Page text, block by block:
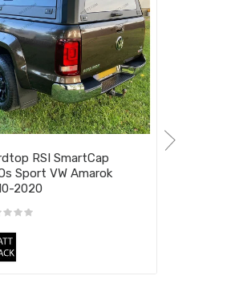
RSI SmartCap
Sport VW Amarok
2020